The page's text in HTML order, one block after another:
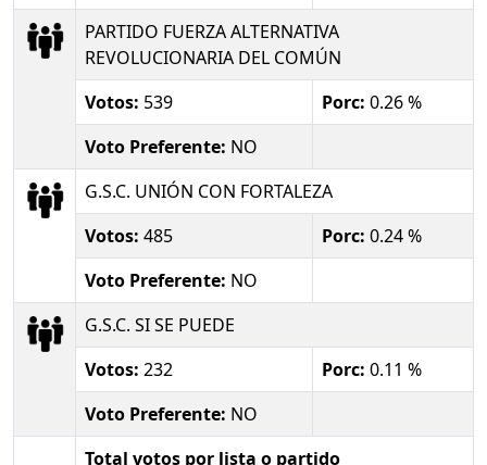
PARTIDO FUERZA ALTERNATIVA
REVOLUCIONARIA DEL COMÚN
Votos: 539 Porc: 0.26 %
Voto Preferente: NO
G.S.C. UNIÓN CON FORTALEZA
Votos: 485 Porc: 0.24 %
Voto Preferente: NO
G.S.C. SI SE PUEDE
Votos: 232 Porc: 0.11 %
Voto Preferente: NO
Total votos por lista o partido